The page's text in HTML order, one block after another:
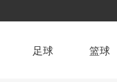
足球 篮球